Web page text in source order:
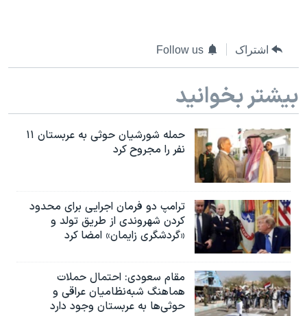
اشتراک Follow us
بیشتر بخوانید
حمله شورشیان حوثی به عربستان ۱۱
نفر را مجروح کرد
ترامپ دو فرمان اجرایی برای محدود
کردن شهروندی از طریق تولد و
«گردشگری زایمان» امضا کرد
مقام سعودی: احتمال حملات
هماهنگ شبه‌نظامیان عراقی و
حوثی‌ها به عربستان وجود دارد